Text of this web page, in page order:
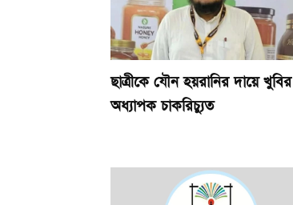
ছাত্রীকে যৌন হয়রানির দায়ে খুবির
অধ্যাপক চাকরিচ্যুত